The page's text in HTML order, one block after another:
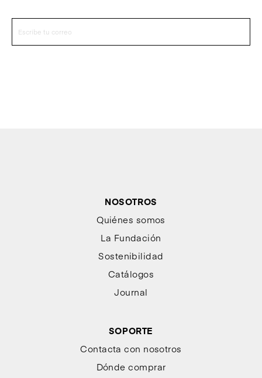
NOSOTROS
Quiénes somos
La Fundación
Sostenibilidad
Catálogos
Journal
SOPORTE
Contacta con nosotros
Dónde comprar